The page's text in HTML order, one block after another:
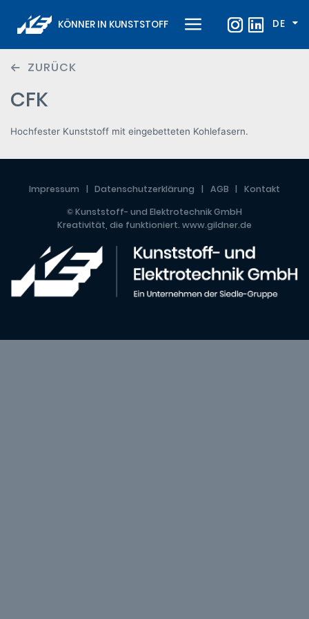
KÖNNER IN KUNSTSTOFF DE
ZURÜCK
CFK
Hochfester Kunststoff mit eingebetteten Kohlefasern.
Impressum Datenschutzerklärung AGB
Kontakt
© Kunststoff- und Elektrotechnik GmbH
Kreativität, die funktioniert. www.gildner.de